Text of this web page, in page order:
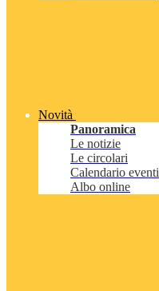
Novità
Panoramica
Le notizie
Le circolari
Calendario eventi
Albo online